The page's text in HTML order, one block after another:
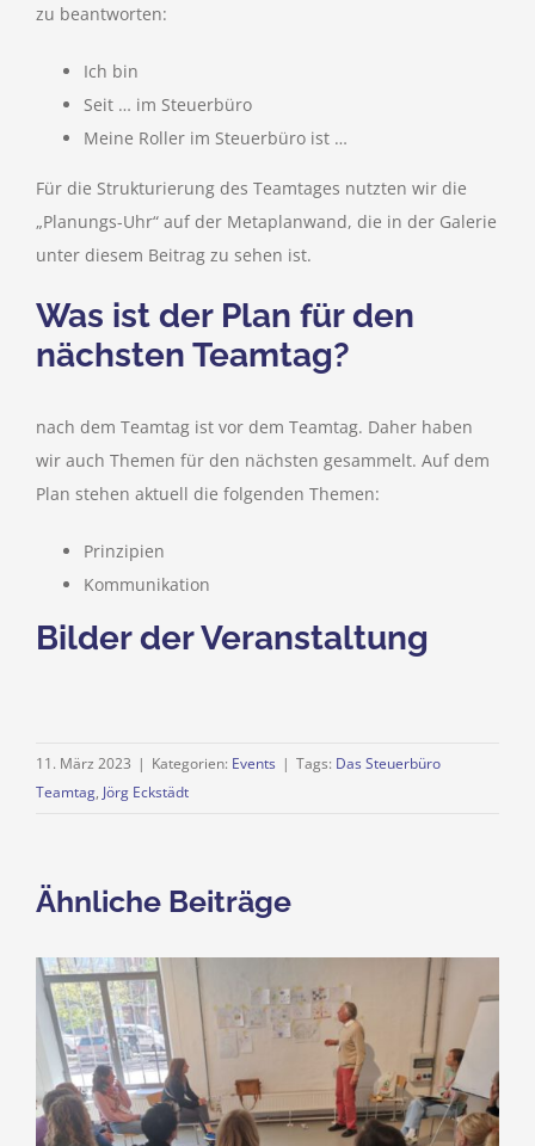
zu beantworten:
Ich bin
Seit … im Steuerbüro
Meine Roller im Steuerbüro ist …
Für die Strukturierung des Teamtages nutzten wir die
„Planungs-Uhr“ auf der Metaplanwand, die in der Galerie
unter diesem Beitrag zu sehen ist.
Was ist der Plan für den
nächsten Teamtag?
nach dem Teamtag ist vor dem Teamtag. Daher haben
wir auch Themen für den nächsten gesammelt. Auf dem
Plan stehen aktuell die folgenden Themen:
Prinzipien
Kommunikation
Bilder der Veranstaltung
11. März 2023 | Kategorien: Events | Tags: Das Steuerbüro
Teamtag, Jörg Eckstädt
Ähnliche Beiträge